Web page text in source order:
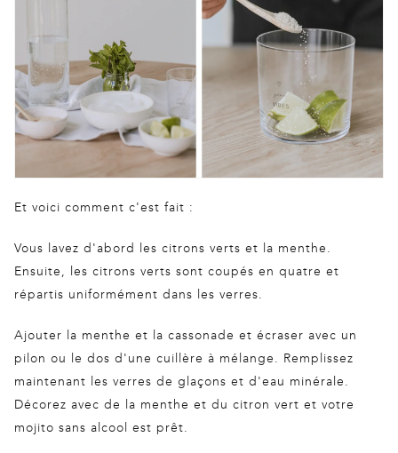
Et voici comment c'est fait :
Vous lavez d'abord les citrons verts et la menthe.
Ensuite, les citrons verts sont coupés en quatre et
répartis uniformément dans les verres.
Ajouter la menthe et la cassonade et écraser avec un
pilon ou le dos d'une cuillère à mélange. Remplissez
maintenant les verres de glaçons et d'eau minérale.
Décorez avec de la menthe et du citron vert et votre
mojito sans alcool est prêt.